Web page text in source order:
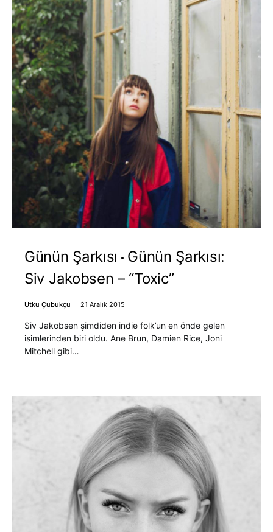
Günün Şarkısı
Günün Şarkısı:
Siv Jakobsen – “Toxic”
Utku Çubukçu 21 Aralık 2015
Siv Jakobsen şimdiden indie folk’un en önde gelen
isimlerinden biri oldu. Ane Brun, Damien Rice, Joni
Mitchell gibi…